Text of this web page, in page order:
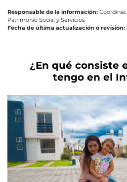
Responsable de la información:
Patrimonio Social y Servicios
Fecha de última actualización o revisión:
¿En qué consiste
tengo en el